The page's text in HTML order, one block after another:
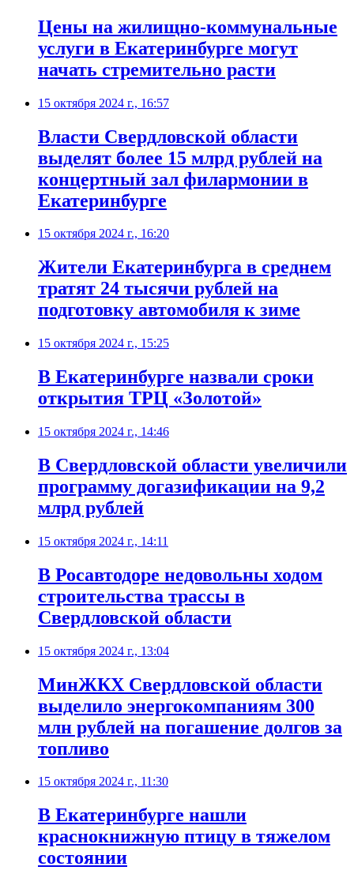
Цены на жилищно-коммунальные
услуги в Екатеринбурге могут
начать стремительно расти
15 октября 2024 г., 16:57
Власти Свердловской области
выделят более 15 млрд рублей на
концертный зал филармонии в
Екатеринбурге
15 октября 2024 г., 16:20
Жители Екатеринбурга в среднем
тратят 24 тысячи рублей на
подготовку автомобиля к зиме
15 октября 2024 г., 15:25
В Екатеринбурге назвали сроки
открытия ТРЦ «Золотой»
15 октября 2024 г., 14:46
В Свердловской области увеличили
программу догазификации на 9,2
млрд рублей
15 октября 2024 г., 14:11
В Росавтодоре недовольны ходом
строительства трассы в
Свердловской области
15 октября 2024 г., 13:04
МинЖКХ Свердловской области
выделило энергокомпаниям 300
млн рублей на погашение долгов за
топливо
15 октября 2024 г., 11:30
В Екатеринбурге нашли
краснокнижную птицу в тяжелом
состоянии